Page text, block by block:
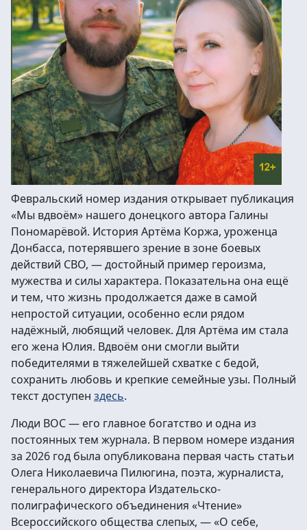
Февральский номер издания открывает публикация
«Мы вдвоём» нашего донецкого автора Галины
Пономарёвой. История Артёма Коржа, уроженца
Донбасса, потерявшего зрение в зоне боевых
действий СВО, — достойный пример героизма,
мужества и силы характера. Показательна она ещё
и тем, что жизнь продолжается даже в самой
непростой ситуации, особенно если рядом
надёжный, любящий человек. Для Артёма им стала
его жена Юлия. Вдвоём они смогли выйти
победителями в тяжелейшей схватке с бедой,
сохранить любовь и крепкие семейные узы. Полный
текст доступен здесь.
Люди ВОС — его главное богатство и одна из
постоянных тем журнала. В первом номере издания
за 2026 год была опубликована первая часть статьи
Олега Николаевича Пилюгина, поэта, журналиста,
генерального директора Издательско-
полиграфического объединения «Чтение»
Всероссийского общества слепых, — «О себе,